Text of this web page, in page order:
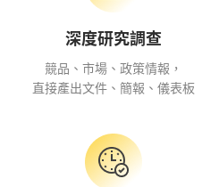
深度研究調查
競品、市場、政策情報，
直接產出文件、簡報、儀表板